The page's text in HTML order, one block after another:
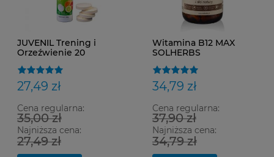
JUVENIL Trening i
Orzeźwienie 20
27,49 zł
Cena regularna:
35,00 zł
Najniższa cena:
27,49 zł
Witamina B12 MAX
SOLHERBS
34,79 zł
Cena regularna:
37,90 zł
Najniższa cena:
34,79 zł